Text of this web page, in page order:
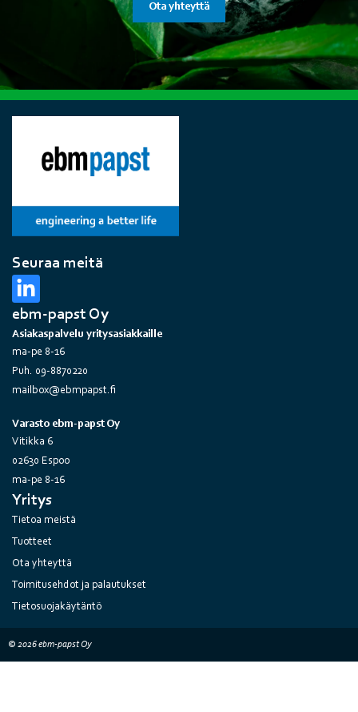
Ota yhteyttä
Seuraa meitä
ebm-papst Oy
Asiakaspalvelu yritysasiakkaille
ma-pe 8-16
Puh. 09-8870220
mailbox@ebmpapst.fi
Varasto ebm-papst Oy
Vitikka 6
02630 Espoo
ma-pe 8-16
Yritys
Tietoa meistä
Tuotteet
Ota yhteyttä
Toimitusehdot ja palautukset
Tietosuojakäytäntö
© 2026 ebm-papst Oy